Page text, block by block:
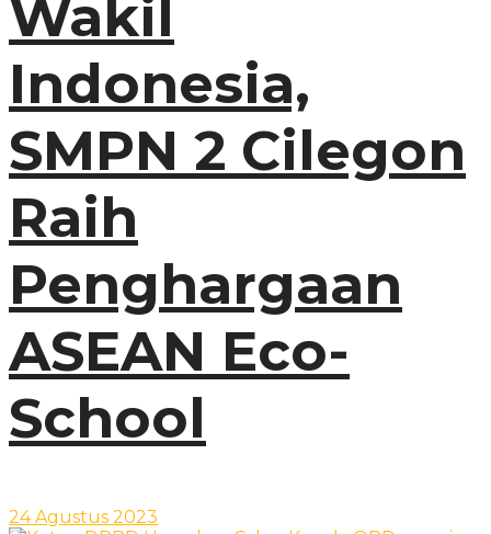
Wakil
Indonesia,
SMPN 2 Cilegon
Raih
Penghargaan
ASEAN Eco-
School
24 Agustus 2023